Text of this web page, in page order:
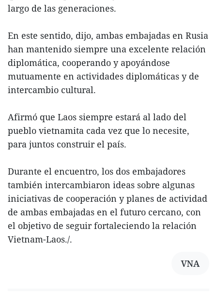
largo de las generaciones.
En este sentido, dijo, ambas embajadas en Rusia
han mantenido siempre una excelente relación
diplomática, cooperando y apoyándose
mutuamente en actividades diplomáticas y de
intercambio cultural.
Afirmó que Laos siempre estará al lado del
pueblo vietnamita cada vez que lo necesite,
para juntos construir el país.
Durante el encuentro, los dos embajadores
también intercambiaron ideas sobre algunas
iniciativas de cooperación y planes de actividad
de ambas embajadas en el futuro cercano, con
el objetivo de seguir fortaleciendo la relación
Vietnam-Laos./.
VNA